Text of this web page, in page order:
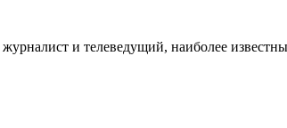
и телеведущий, наиболее